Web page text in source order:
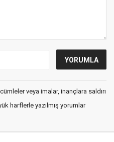
veya imalar, inançlara saldırı
harflerle yazılmış yorumlar